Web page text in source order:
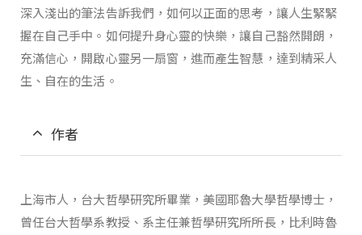
深入淺出的筆法告訴我們，如何以正面的思考，讓人生緊緊
握在自己手中。如何提升身心靈的快樂，讓自己豁然開朗，
充滿信心，開啟心靈另一扇窗，進而產生智慧，達到精采人
生、自在的生活。
作者
上海市人，台大哲學研究所畢業，美國耶魯大學哲學博士，
曾任台大哲學系教授、系主任兼哲學研究所所長，比利時魯